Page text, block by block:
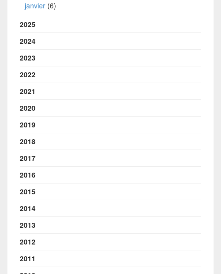
janvier (6)
2025
2024
2023
2022
2021
2020
2019
2018
2017
2016
2015
2014
2013
2012
2011